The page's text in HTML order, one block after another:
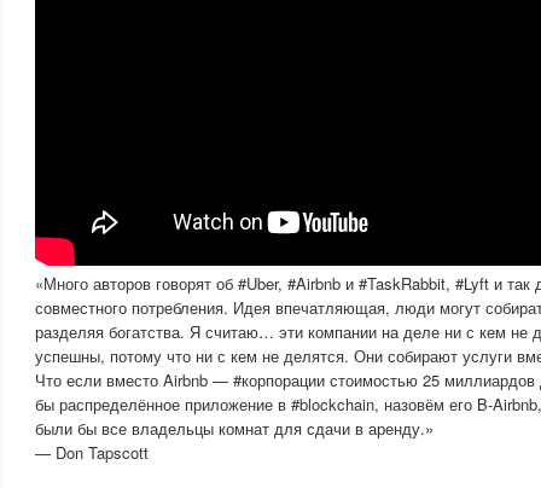
«Много авторов говорят об #Uber, #Airbnb и #TaskRabbit, #Lyft и так
совместного потребления. Идея впечатляющая, люди могут
разделяя богатства. Я считаю… эти компании на деле ни с кем не
успешны, потому что ни с кем не делятся. Они собирают услуги
Что если вместо Airbnb — #корпорации стоимостью 25
бы распределённое приложение в #blockchain, назовём его B-
были бы все владельцы комнат для сдачи в аренду.»
— Don Tapscott